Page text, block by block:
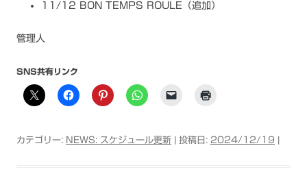
11/12 BON TEMPS ROULE（追加）
管理人
SNS共有リンク
カテゴリー: NEWS: スケジュール更新 | 投稿日: 2024/12/19